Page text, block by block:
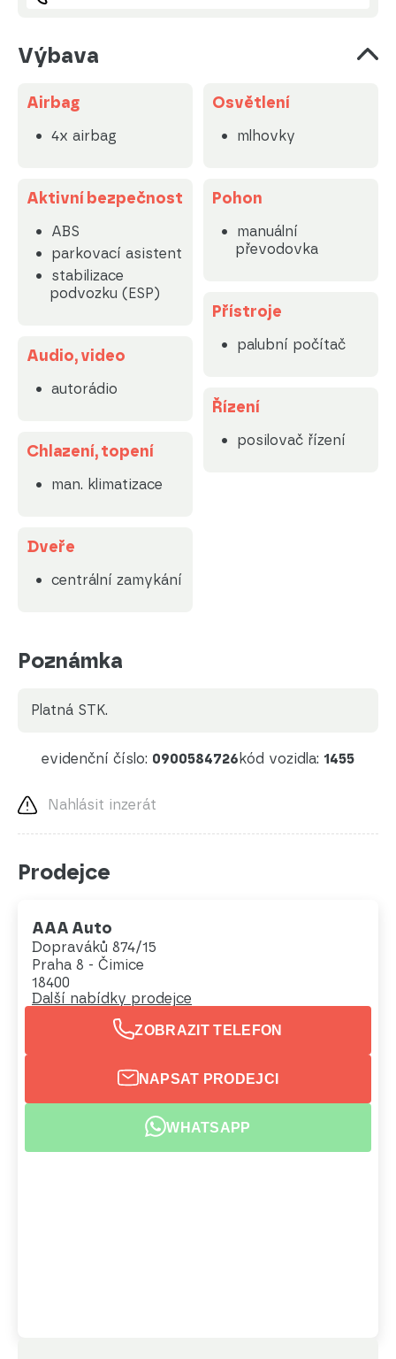
Výbava
Airbag
4x airbag
Aktivní bezpečnost
ABS
parkovací asistent
stabilizace
podvozku (ESP)
Audio, video
autorádio
Chlazení, topení
man. klimatizace
Dveře
centrální zamykání
Osvětlení
mlhovky
Pohon
manuální
převodovka
Přístroje
palubní počítač
Řízení
posilovač řízení
Poznámka
platná STK.
evidenční číslo: 0900584726 kód vozidla: 1455
Nahlásit inzerát
Prodejce
AAA Auto
Dopraváků 874/15
Praha 8 - Čimice
18400
Další nabídky prodejce
ZOBRAZIT TELEFON
NAPSAT PRODEJCI
WHATSAPP